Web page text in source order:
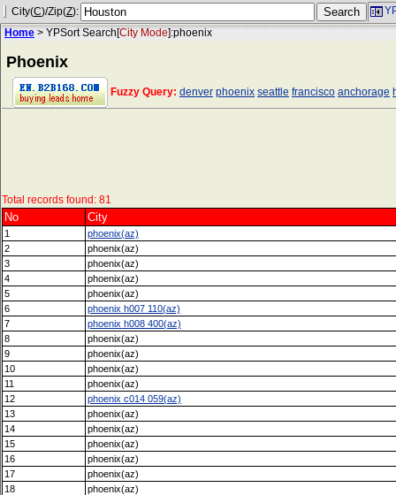
City(C)/Zip(Z):
Home > YPSort Search[City Mode]:phoenix
Phoenix
Fuzzy Query: denver phoenix seattle francisco anchorage
Total records found: 81
No City
1
phoenix(az)
2
phoenix(az)
3
phoenix(az)
4
phoenix(az)
5
phoenix(az)
6
phoenix h007 110(az)
7
phoenix h008 400(az)
8
phoenix(az)
9
phoenix(az)
10
phoenix(az)
11
phoenix(az)
12
phoenix c014 059(az)
13
phoenix(az)
14
phoenix(az)
15
phoenix(az)
16
phoenix(az)
17
phoenix(az)
18
phoenix(az)